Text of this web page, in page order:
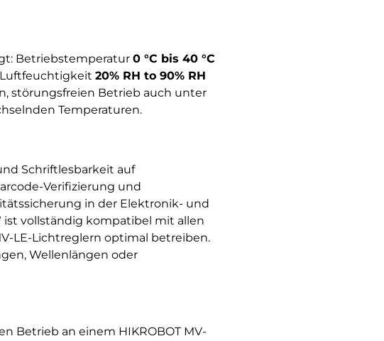
Betriebstemperatur 0 °C bis 40 °C
Luftfeuchtigkeit 20% RH to 90% RH
störungsfreien Betrieb auch unter
Temperaturen.
Schriftlesbarkeit auf
Verifizierung und
in der Elektronik- und
ist vollständig kompatibel mit allen
LE-Lichtreglern optimal betreiben.
Wellenlängen oder
Betrieb an einem HIKROBOT MV-